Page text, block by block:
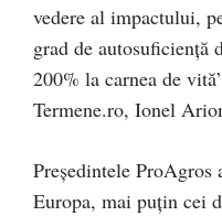
vedere al impactului,
grad de autosuficiență
200% la carnea de
Termene.ro, Ionel
Președintele
Europa, mai puțin cei